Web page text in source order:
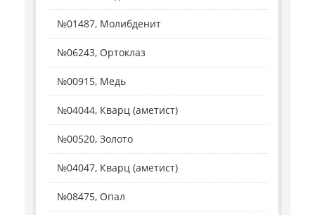
№01487, Молибденит
№06243, Ортоклаз
№00915, Медь
№04044, Кварц (аметист)
№00520, Золото
№04047, Кварц (аметист)
№08475, Опал